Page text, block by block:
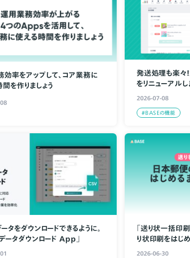
率をアップして、コア業務に
を作りましょう
発送処理も楽々
をリニューアルし
2026-07-08
#BASEの機能
タをダウンロードできるように。
ータダウンロード App」
「送り状一括印
り状印刷をはじ
2026-06-30